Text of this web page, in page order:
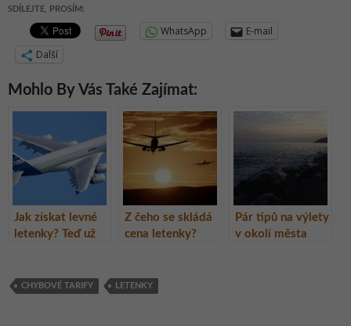
SDÍLEJTE, PROSÍM:
WhatsApp
E-mail
Další
Mohlo By Vás Také Zajímat:
Jak získat levné
letenky? Teď už
Z čeho se skládá
cena letenky?
Pár tipů na výlety
v okolí města
CHYBOVÉ TARIFY LETENKY